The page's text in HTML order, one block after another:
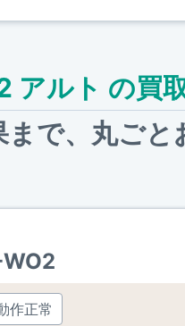
アルト の買
で、 丸ごと
作正常